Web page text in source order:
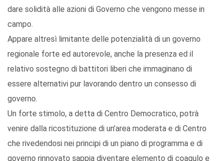
dare solidità alle azioni di Governo che vengono messe in
campo.
Appare altresì limitante delle potenzialità di un governo
regionale forte ed autorevole, anche la presenza ed il
relativo sostegno di battitori liberi che immaginano di
essere alternativi pur lavorando dentro un consesso di
governo.
Un forte stimolo, a detta di Centro Democratico, potrà
venire dalla ricostituzione di un’area moderata e di Centro
che rivedendosi nei principi di un piano di programma e di
governo rinnovato sappia diventare elemento di coagulo e